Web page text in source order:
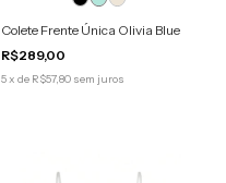
Colete Frente Única Olivia Blue
R$289,00
5x de R$57,80 sem juros